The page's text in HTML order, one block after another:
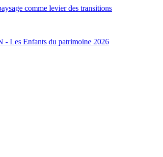
comme levier des transitions
Les Enfants du patrimoine 2026